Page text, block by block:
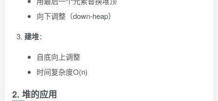
向下调整（down-heap）
建堆：
自底向上调整
时间复杂度O(n)
2. 堆的应用